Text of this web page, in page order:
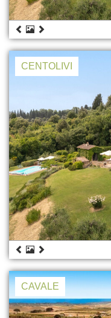
CENTOLIVI
CAVALE